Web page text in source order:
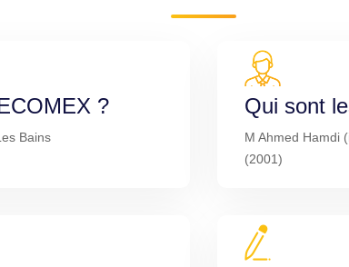
?
Bains
Qui sont
M Ahmed Hamdi
(2001)